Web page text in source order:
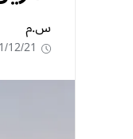
س.م
12/21